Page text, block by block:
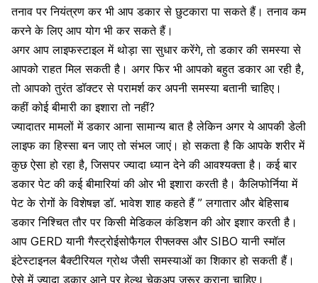
तनाव पर नियंत्रण कर भी आप डकार से छुटकारा पा सकते हैं। तनाव कम
करने के लिए आप योग भी कर सकते हैं।
अगर आप लाइफस्टाइल में थोड़ा सा सुधार करेंगे, तो डकार की समस्या से
आपको राहत मिल सकती है। अगर फिर भी आपको बहुत डकार आ रही है,
तो आपको तुरंत डॉक्टर से परामर्श कर अपनी समस्या बतानी चाहिए।
कहीं कोई बीमारी का इशारा तो नहीं?
ज्यादातर मामलों में डकार आना सामान्य बात है लेकिन अगर ये आपकी डेली
लाइफ का हिस्सा बन जाए तो संभल जाएं। हो सकता है कि आपके शरीर में
कुछ ऐसा हो रहा है, जिसपर ज्यादा ध्यान देने की आवश्यक्ता है। कई बार
डकार पेट की कई बीमारियां की ओर भी इशारा करती है। कैलिफोर्निया में
पेट के रोगों के विशेषज्ञ डॉ. भावेश शाह कहते हैं ” लगातार और बेहिसाब
डकार निश्चित तौर पर किसी मेडिकल कंडिशन की ओर इशार करती है।
आप GERD यानी गैस्ट्रोईसोफैगल रीफ्लक्स और SIBO यानी स्मॉल
इंटेस्टाइनल बैक्टीरियल ग्रोथ जैसी समस्याओं का शिकार हो सकती हैं।
ऐसे में ज्यादा डकार आने पर हेल्थ चेकअप जरूर कराना चाहिए।